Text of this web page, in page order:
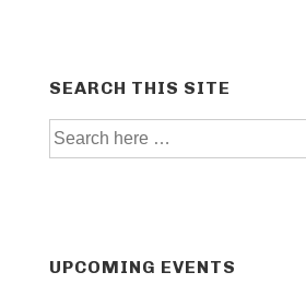
SEARCH THIS SITE
Search
for:
UPCOMING EVENTS